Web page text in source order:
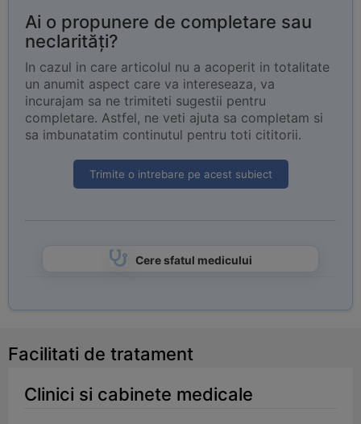
Ai o propunere de completare sau
neclarități?
In cazul in care articolul nu a acoperit in totalitate
un anumit aspect care va intereseaza, va
incurajam sa ne trimiteti sugestii pentru
completare. Astfel, ne veti ajuta sa completam si
sa imbunatatim continutul pentru toti cititorii.
Trimite o intrebare pe acest subiect
Cere sfatul medicului
Facilitati de tratament
Clinici si cabinete medicale